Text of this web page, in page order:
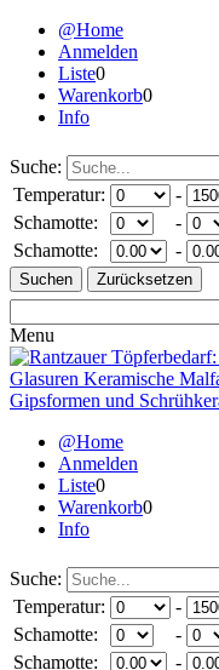
@Home
Anmelden
Liste0
Warenkorb0
Info
Suche:
Temperatur:
-
Schamotte:
-
Schamotte:
-
Menu
@Home
Anmelden
Liste0
Warenkorb0
Info
Suche:
Temperatur:
-
Schamotte:
-
Schamotte:
-